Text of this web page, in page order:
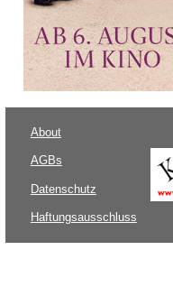
About
AGBs
Datenschutz
Haftungsausschluss